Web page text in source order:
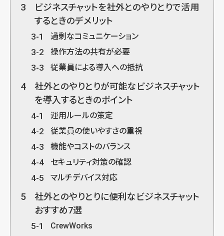
3
ビジネスチャットを社外とのやりとりで活用
するときのデメリット
3-1 過剰なコミュニケーション
3-2 操作方法の共有が必要
3-3 従業員による導入への抵抗
4
社外とのやりとりが可能なビジネスチャット
を導入するときのポイント
4-1 運用ルールの策定
4-2 従業員の使いやすさの重視
4-3 機能やコストのバランス
4-4 セキュリティ対策の確認
4-5 マルチデバイス対応
5
社外とのやりとりに便利なビジネスチャット
おすすめ7選
5-1 CrewWorks